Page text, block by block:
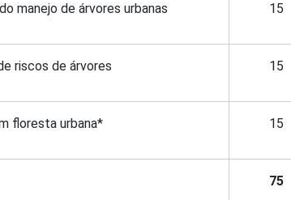
manejo de árvores urbanas 15
riscos de árvores 15
floresta urbana* 15
75